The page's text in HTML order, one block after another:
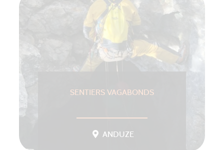
SENTIERS VAGABONDS
ANDUZE